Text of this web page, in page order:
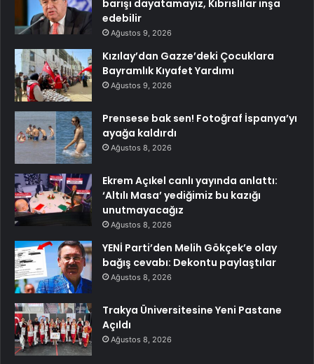
barışı dayatamayız, Kıbrıslılar inşa
edebilir
Ağustos 9, 2026
Kızılay’dan Gazze’deki Çocuklara
Bayramlık Kıyafet Yardımı
Ağustos 9, 2026
Prensese bak sen! Fotoğraf İspanya’yı
ayağa kaldırdı
Ağustos 8, 2026
Ekrem Açıkel canlı yayında anlattı:
‘Altılı Masa’ yediğimiz bu kazığı
unutmayacağız
Ağustos 8, 2026
YENİ Parti’den Melih Gökçek’e olay
bağış cevabı: Dekontu paylaştılar
Ağustos 8, 2026
Trakya Üniversitesine Yeni Pastane
Açıldı
Ağustos 8, 2026